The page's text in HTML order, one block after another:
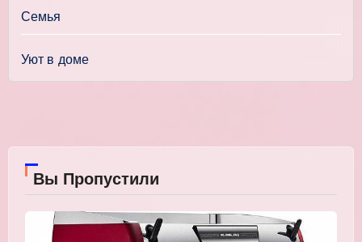
Семья
Уют в доме
Вы Пропустили